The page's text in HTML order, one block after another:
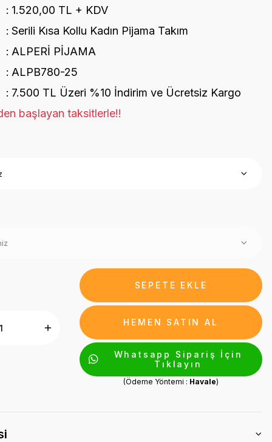
1.520,00 TL + KDV
Serili Kısa Kollu Kadın Pijama Takım
ALPERİ PİJAMA
ALPB780-25
7.500 TL Üzeri %10 İndirim ve Ücretsiz Kargo
başlayan taksitlerle!!
SEPETE EKLE
HEMEN SATIN AL
Whatsapp Sipariş İçin
Tıklayın
(Ödeme Yöntemi : Havale)